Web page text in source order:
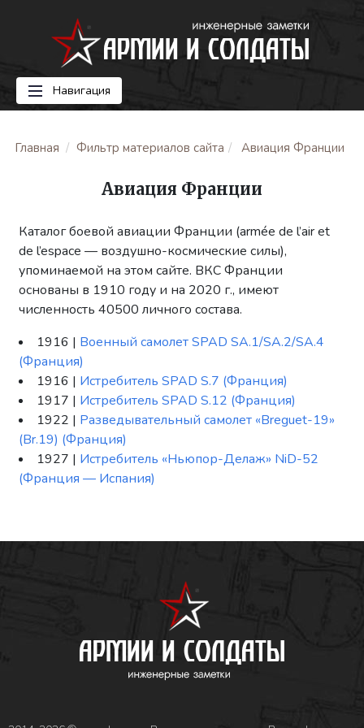
Навигация
Главная Фильтр материалов сайта Авиация Франции
Авиация Франции
Каталог боевой авиации Франции (armée de l’air et
de l’espace — воздушно-космические силы),
упоминаемой на этом сайте. ВКС Франции
основаны в 1910 году и на 2020 г., имеют
численность 40500 личного состава.
1916 | Военный самолет SPAD SA.1/SA.2/SA.4
(Франция)
1916 | Истребитель SPAD S.7 (Франция)
1917 | Истребитель SPAD S.12 (Франция)
1922 | Разведывательный самолет «Breguet-19»
(Br.19) (Франция)
1927 | Истребитель «Ньюпор-Делаж» NiD-52
(Франция — Испания)